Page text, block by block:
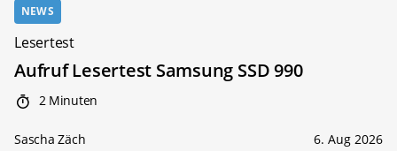
NEWS
Lesertest
Aufruf Lesertest Samsung SSD 990
2 Minuten
Sascha Zäch 6. Aug 2026